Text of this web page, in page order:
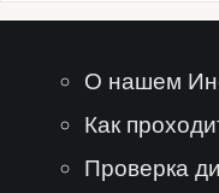
О нашем
Как
Проверка